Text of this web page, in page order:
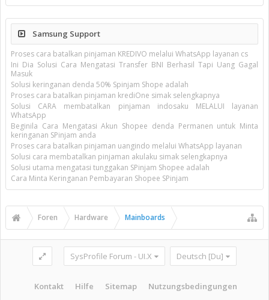
Samsung Support
Proses cara batalkan pinjaman KREDIVO melalui WhatsApp layanan cs
Ini Dia Solusi Cara Mengatasi Transfer BNI Berhasil Tapi Uang Gagal
Masuk
Solusi keringanan denda 50% Spinjam Shope adalah
Proses cara batalkan pinjaman krediOne simak selengkapnya
Solusi CARA membatalkan pinjaman indosaku MELALUI layanan
WhatsApp
Beginila Cara Mengatasi Akun Shopee denda Permanen untuk Minta
keringanan SPinjam anda
Proses cara batalkan pinjaman uangindo melalui WhatsApp layanan
Solusi cara membatalkan pinjaman akulaku simak selengkapnya
Solusi utama mengatasi tunggakan SPinjam Shopee adalah
Cara Minta Keringanan Pembayaran Shopee SPinjam
Foren Hardware Mainboards
SysProfile Forum - UI.X Deutsch [Du]
Kontakt Hilfe Sitemap Nutzungsbedingungen